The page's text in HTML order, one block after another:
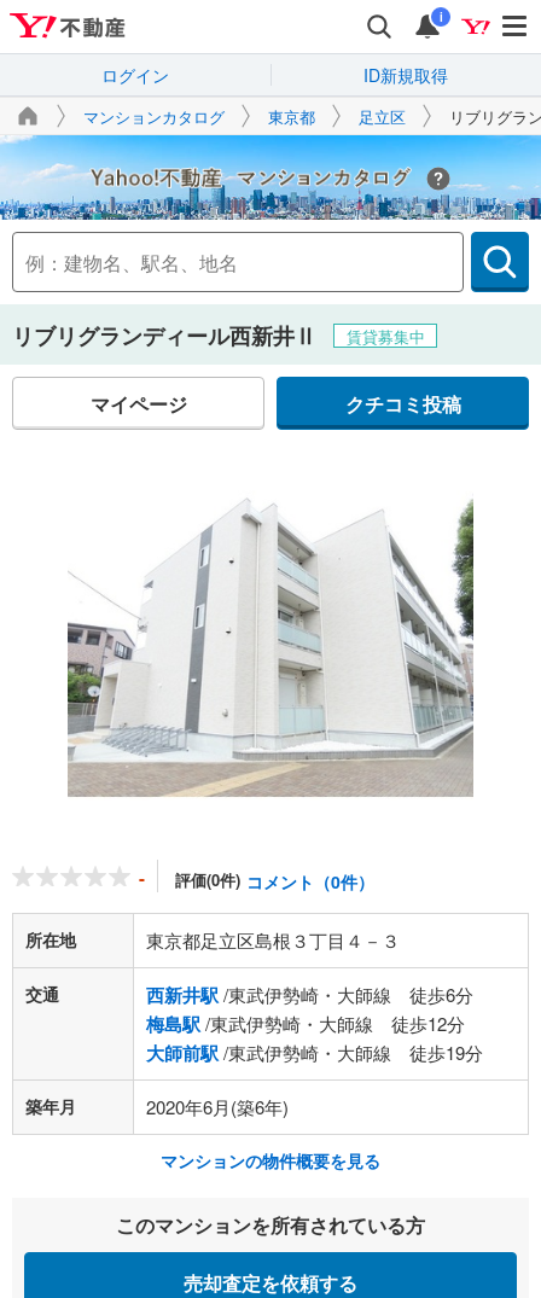
i
ログイン ID新規取得
マンションカタログ 東京都 足立区 リブリグラ
Yahoo!不動産
リブリグランディール西新井Ⅱ 賃貸募集中
マイページ クチコミ投稿
- 評価(0件) コメント（0件）
所在地 東京都足立区島根３丁目４－３
交通 西新井駅/東武伊勢崎・大師線 徒歩6分
梅島駅/東武伊勢崎・大師線 徒歩12分
大師前駅/東武伊勢崎・大師線 徒歩19分
築年月 2020年6月(築6年)
マンションの物件概要を見る
このマンションを所有されている方
売却査定を依頼する